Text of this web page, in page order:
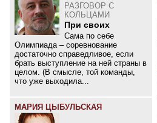
РАЗГОВОР С
КОЛЬЦАМИ
При своих
Сама по себе
Олимпиада – соревнование
достаточно справедливое, если
брать выступление на ней страны в
целом. (В смысле, той команды,
что уже выходила...
МАРИЯ ЦЫБУЛЬСКАЯ